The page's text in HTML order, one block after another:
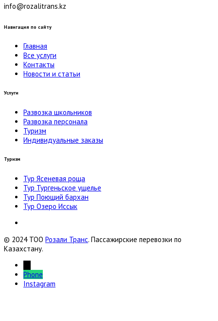
info@rozalitrans.kz
Навигация по сайту
Главная
Все услуги
Контакты
Новости и статьи
Услуги
Развозка школьников
Развозка персонала
Туризм
Индивидуальные заказы
Туризм
Тур Ясеневая роща
Тур Тургеньское ущелье
Тур Поющий бархан
Тур Озеро Иссык
© 2024 ТОО Розали Транс. Пассажирские перевозки по
Казахстану.
Phone
Instagram